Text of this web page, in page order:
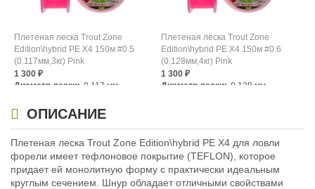
Плетеная леска Trout Zone
Edition\hybrid PE X4 150м #0.5
(0.117мм,3кг) Pink
1 300 ₽
Диаметр лески: 0.117 мм
Разрывная нагрузка:3 кг
Нет в наличии
Плетеная леска Trout Zone
Edition\hybrid PE X4 150м #0.6
(0.128мм,4кг) Pink
1 300 ₽
Диаметр лески: 0.128 мм
ОПИСАНИЕ
Плетеная леска Trout Zone Edition\hybrid PE X4 для ловли
форели имеет тефлоновое покрытие (TEFLON), которое
придает ей монолитную форму с практически идеальным
круглым сечением. Шнур обладает отличными свойствами